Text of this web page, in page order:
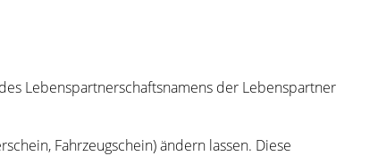
Lebenspartnerschaftsnamens der Lebenspartner
Fahrzeugschein)ändern lassen. Diese